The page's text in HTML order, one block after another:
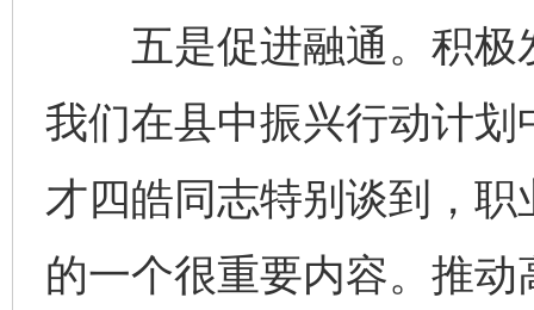
五是促进融通。积极
我们在县中振兴行动计
才四皓同志特别谈到，
的一个很重要内容。推